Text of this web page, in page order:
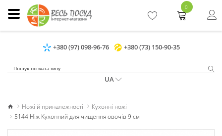
+380 (97) 098-96-76 +380 (73) 150-90-35
UA
0
Ножі й приналежності
Кухонні ножі
5144 Ніж Кухонний для чищення овочів 9 см